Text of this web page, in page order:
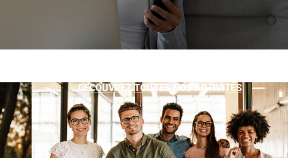
DÉCOUVREZ TOUTES NOS ACTIVITÉS